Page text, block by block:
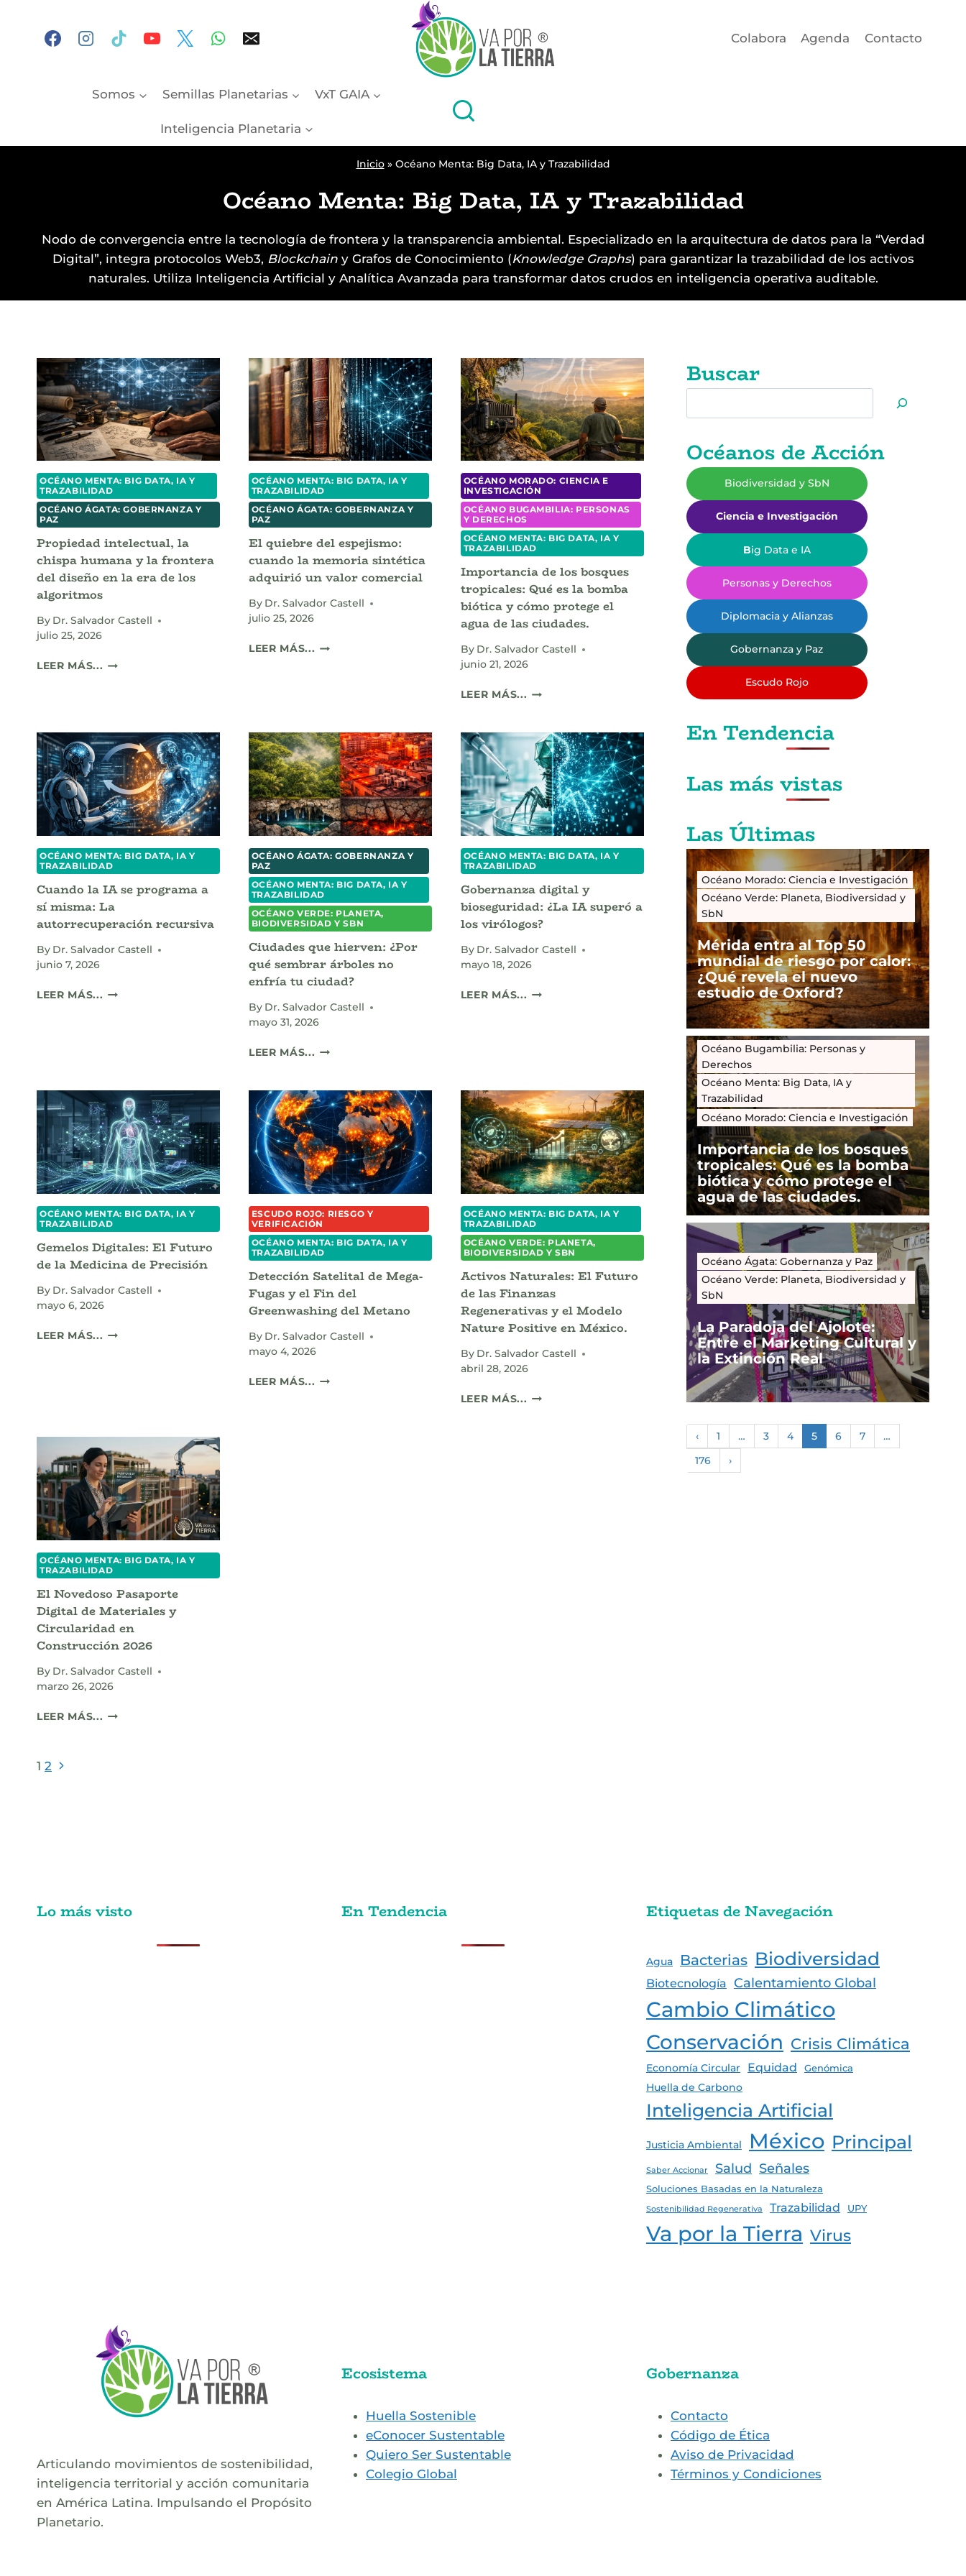
content
Colabora Agenda Contacto
Somos Semillas Planetarias VxT GAIA
Inteligencia Planetaria
Inicio» Océano Menta: Big Data, IA y Trazabilidad
Océano Menta: Big Data, IA y Trazabilidad
Nodo de convergencia entre la tecnología de frontera y la transparencia ambiental. Especializado en la arquitectura de datos para la “Verdad
Digital”, integra protocolos Web3, Blockchainy Grafos de Conocimiento (Knowledge Graphs) para garantizar la trazabilidad de los activos
naturales. Utiliza Inteligencia Artificial y Analítica Avanzada para transformar datos crudos en inteligencia operativa auditable.
OCÉANO MENTA: BIG DATA, IA Y
TRAZABILIDAD
OCÉANO ÁGATA: GOBERNANZA Y
PAZ
Propiedad intelectual, la
chispa humana y la frontera
del diseño en la era de los
algoritmos
By Dr. Salvador Castell
julio 25, 2026
LEER MÁS... PROPIEDAD
Y
LA
FRONTERA
DEL
DISEÑO
EN
LA
DE
LOS
ALGORITMOS
OCÉANO MENTA: BIG DATA, IA Y
TRAZABILIDAD
OCÉANO ÁGATA: GOBERNANZA Y
PAZ
El quiebre del espejismo:
cuando la memoria sintética
adquirió un valor comercial
By Dr. Salvador Castell
julio 25, 2026
LEER MÁS... EL
MEMORIA
SINTÉTICA
ADQUIRIÓ
UN
VALOR
COMERCIAL
OCÉANO MORADO: CIENCIA E
INVESTIGACIÓN
OCÉANO BUGAMBILIA: PERSONAS
Y DERECHOS
OCÉANO MENTA: BIG DATA, IA Y
TRAZABILIDAD
Importancia de los bosques
tropicales: Qué es la bomba
biótica y cómo protege el
agua de las ciudades.
By Dr. Salvador Castell
junio 21, 2026
LEER MÁS... IMPORTANCIA
BOSQUES
TROPICALES:
QUÉ
ES
LA
BOMBA
BIÓTICA
CÓMO
PROTEGE
EL
AGUA
DE
LAS
CIUDADES.
OCÉANO MENTA: BIG DATA, IA Y
TRAZABILIDAD
Cuando la IA se programa a
sí misma: La
autorrecuperación recursiva
By Dr. Salvador Castell
junio 7, 2026
LEER MÁS... CUANDO
MISMA:
LA
AUTORRECUPERACIÓN
RECURSIVA
OCÉANO ÁGATA: GOBERNANZA Y
PAZ
OCÉANO MENTA: BIG DATA, IA Y
TRAZABILIDAD
OCÉANO VERDE: PLANETA,
BIODIVERSIDAD Y SBN
Ciudades que hierven: ¿Por
qué sembrar árboles no
enfría tu ciudad?
By Dr. Salvador Castell
mayo 31, 2026
LEER MÁS... CIUDADES
¿POR
QUÉ
SEMBRAR
ÁRBOLES
NO
ENFRÍA
TU
OCÉANO MENTA: BIG DATA, IA Y
TRAZABILIDAD
Gobernanza digital y
bioseguridad: ¿La IA superó a
los virólogos?
By Dr. Salvador Castell
mayo 18, 2026
LEER MÁS... GOBERNANZA
A
LOS
VIRÓLOGOS?
OCÉANO MENTA: BIG DATA, IA Y
TRAZABILIDAD
Gemelos Digitales: El Futuro
de la Medicina de Precisión
By Dr. Salvador Castell
mayo 6, 2026
LEER MÁS... GEMELOS
DE
PRECISIÓN
ESCUDO ROJO: RIESGO Y
VERIFICACIÓN
OCÉANO MENTA: BIG DATA, IA Y
TRAZABILIDAD
Detección Satelital de Mega-
Fugas y el Fin del
Greenwashing del Metano
By Dr. Salvador Castell
mayo 4, 2026
LEER MÁS... DETECCIÓN
OCÉANO MENTA: BIG DATA, IA Y
TRAZABILIDAD
OCÉANO VERDE: PLANETA,
BIODIVERSIDAD Y SBN
Activos Naturales: El Futuro
de las Finanzas
Regenerativas y el Modelo
Nature Positive en México.
By Dr. Salvador Castell
abril 28, 2026
LEER MÁS... ACTIVOS
OCÉANO MENTA: BIG DATA, IA Y
TRAZABILIDAD
El Novedoso Pasaporte
Digital de Materiales y
Circularidad en
Construcción 2026
By Dr. Salvador Castell
marzo 26, 2026
LEER MÁS... EL
Page
1 2 Next
Buscar
Océanos de Acción
Biodiversidad y SbN
Ciencia e Investigación
Big Data e IA
Personas y Derechos
Diplomacia y Alianzas
Gobernanza y Paz
Escudo Rojo
En Tendencia
Las más vistas
Las Últimas
Océano Morado: Ciencia e Investigación
Océano Verde: Planeta, Biodiversidad y
SbN
Mérida entra al Top 50
mundial de riesgo por calor:
¿Qué revela el nuevo
estudio de Oxford?
Océano Bugambilia: Personas y
Derechos
Océano Menta: Big Data, IA y
Trazabilidad
Océano Morado: Ciencia e Investigación
Importancia de los bosques
tropicales: Qué es la bomba
biótica y cómo protege el
agua de las ciudades.
Océano Ágata: Gobernanza y Paz
Océano Verde: Planeta, Biodiversidad y
SbN
La Paradoja del Ajolote:
Entre el Marketing Cultural y
la Extinción Real
‹ 1 … 3 4 5 6 7
…
176
›
Lo más visto En Tendencia Etiquetas de Navegación
Agua Bacterias Biodiversidad
Biotecnología Calentamiento Global
Cambio Climático
Conservación Crisis Climática
Economía Circular Equidad Genómica
Huella de Carbono
Inteligencia Artificial
Justicia Ambiental México Principal
Saber Accionar Salud Señales
Soluciones Basadas en la Naturaleza
Sostenibilidad Regenerativa Trazabilidad UPY
Va por la Tierra Virus
Articulando movimientos de sostenibilidad,
inteligencia territorial y acción comunitaria
en América Latina. Impulsando el Propósito
Planetario.
Ecosistema
Huella Sostenible
eConocer Sustentable
Quiero Ser Sustentable
Colegio Global
Gobernanza
Contacto
Código de Ética
Aviso de Privacidad
Términos y Condiciones